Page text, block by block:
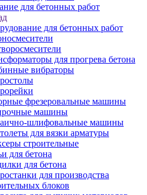
для бетонных работ
для бетонных работ
для прогрева бетона
вибраторы
фрезеровальные машины
машины
шлифовальные машины
для вязки арматуры
строительные
для бетона
для бетона
для производства
блоков